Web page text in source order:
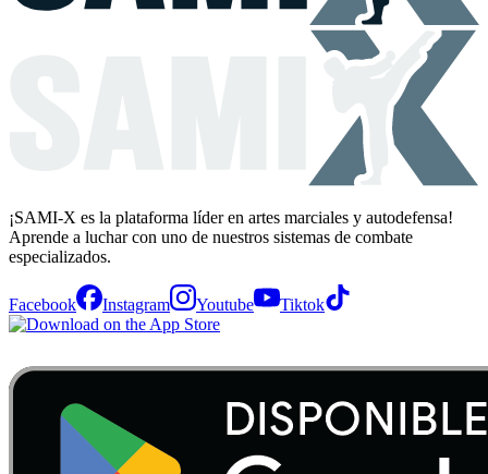
¡SAMI-X es la plataforma líder en artes marciales y autodefensa!
Aprende a luchar con uno de nuestros sistemas de combate
especializados.
Facebook Instagram Youtube Tiktok